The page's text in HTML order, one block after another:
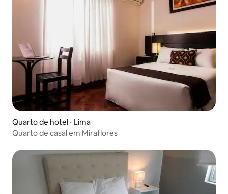
Quarto de hotel ⋅ Lima
Quarto de casal em Miraflores